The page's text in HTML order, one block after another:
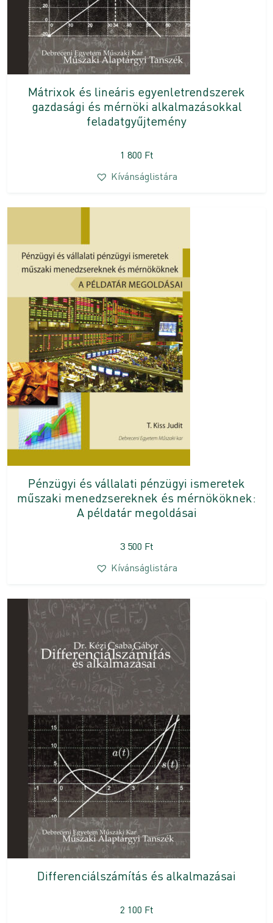
Mátrixok és lineáris egyenletrendszerek
gazdasági és mérnöki alkalmazásokkal
feladatgyűjtemény
1 800 Ft
Kívánságlistára
Pénzügyi és vállalati pénzügyi ismeretek
műszaki menedzsereknek és mérnököknek:
A példatár megoldásai
3 500 Ft
Kívánságlistára
Differenciálszámítás és alkalmazásai
2 100 Ft